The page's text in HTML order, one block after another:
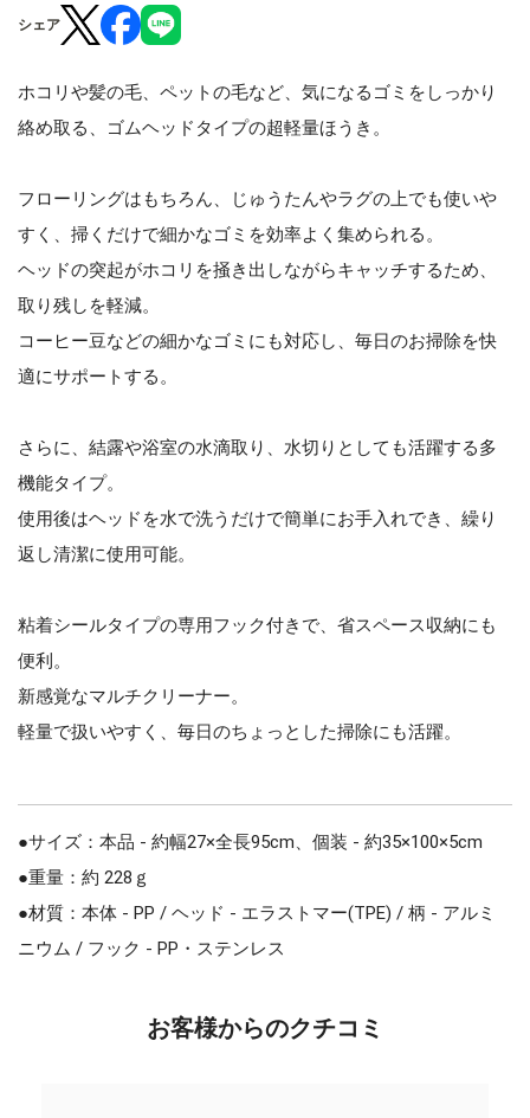
シェア
ホコリや髪の毛、ペットの毛など、気になるゴミをしっかり
絡め取る、ゴムヘッドタイプの超軽量ほうき。
フローリングはもちろん、じゅうたんやラグの上でも使いや
すく、掃くだけで細かなゴミを効率よく集められる。
ヘッドの突起がホコリを掻き出しながらキャッチするため、
取り残しを軽減。
コーヒー豆などの細かなゴミにも対応し、毎日のお掃除を快
適にサポートする。
さらに、結露や浴室の水滴取り、水切りとしても活躍する多
機能タイプ。
使用後はヘッドを水で洗うだけで簡単にお手入れでき、繰り
返し清潔に使用可能。
粘着シールタイプの専用フック付きで、省スペース収納にも
便利。
新感覚なマルチクリーナー。
軽量で扱いやすく、毎日のちょっとした掃除にも活躍。
●サイズ：本品 - 約幅27×全長95cm、個装 - 約35×100×5cm
●重量：約 228ｇ
●材質：本体 - PP / ヘッド - エラストマー(TPE) / 柄 - アルミ
ニウム / フック - PP・ステンレス
お客様からのクチコミ